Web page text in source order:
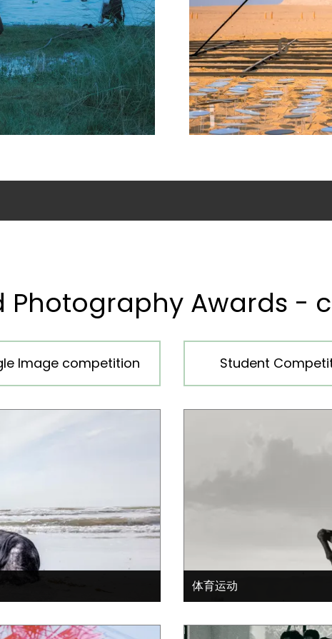
Photography Awards -
Image competition Student
体育运动